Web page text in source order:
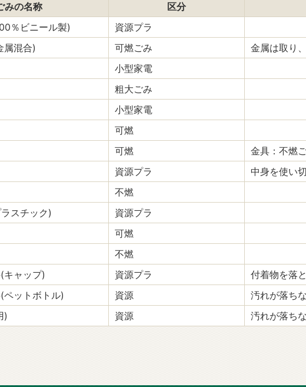
みの名称
区分
％ビニール製)
資源プラ
属混合)
可燃ごみ
金属は取り
小型家電
粗大ごみ
小型家電
可燃
可燃
金具：不燃
資源プラ
中身を使い
不燃
スチック)
資源プラ
可燃
不燃
キャップ)
資源プラ
付着物を落
ペットボトル)
資源
汚れが落ち
)
資源 汚れが落ち